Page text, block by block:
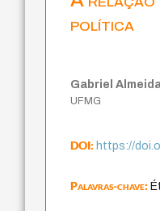
política
Gabriel
UFMG
DOI:https://
Palavras-chave: